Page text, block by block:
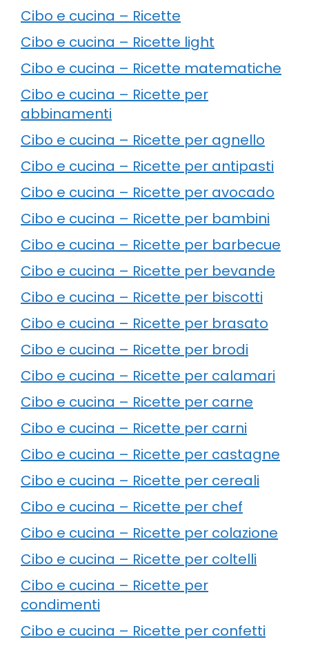
Cibo e cucina – Ricette
Cibo e cucina – Ricette light
Cibo e cucina – Ricette matematiche
Cibo e cucina – Ricette per
abbinamenti
Cibo e cucina – Ricette per agnello
Cibo e cucina – Ricette per antipasti
Cibo e cucina – Ricette per avocado
Cibo e cucina – Ricette per bambini
Cibo e cucina – Ricette per barbecue
Cibo e cucina – Ricette per bevande
Cibo e cucina – Ricette per biscotti
Cibo e cucina – Ricette per brasato
Cibo e cucina – Ricette per brodi
Cibo e cucina – Ricette per calamari
Cibo e cucina – Ricette per carne
Cibo e cucina – Ricette per carni
Cibo e cucina – Ricette per castagne
Cibo e cucina – Ricette per cereali
Cibo e cucina – Ricette per chef
Cibo e cucina – Ricette per colazione
Cibo e cucina – Ricette per coltelli
Cibo e cucina – Ricette per
condimenti
Cibo e cucina – Ricette per confetti